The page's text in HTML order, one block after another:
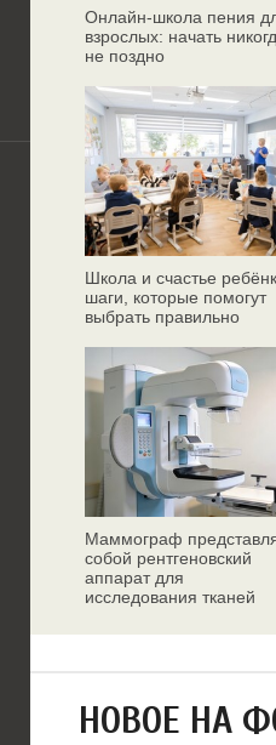
Онлайн‑школа пения
взрослых: начать
не поздно
Школа и счастье
шаги, которые помогут
выбрать правильно
Маммограф
собой рентгеновский
аппарат для
исследования тканей
НОВОЕ НА